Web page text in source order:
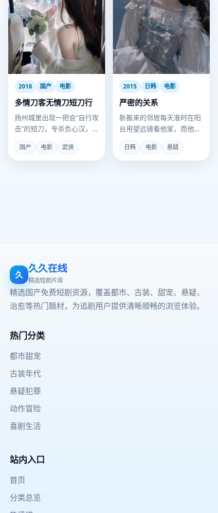
2018 国产 电影
多情刀客无情刀短刀行
扬州城里出现一把会“自行攻
击”的短刀，专杀负心汉，而
它的主人是十二年前被灭门
的铸刀世家遗孤。
国产 电影 武侠
2015 日韩 电影
严密的关系
新搬来的邻居每天准时在阳
台用望远镜看他家，而他却
觉得那是在保护他。
日韩 电影 悬疑
久 久久在线
精选短剧片库
精选国产免费短剧资源，覆盖都市、古装、甜宠、悬疑、
治愈等热门题材，为追剧用户提供清晰顺畅的浏览体验。
热门分类
都市甜宠
古装年代
悬疑犯罪
动作冒险
喜剧生活
站内入口
首页
分类总览